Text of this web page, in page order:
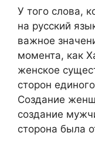
У того слова,
на русский
важное
момента, как
женское
сторон
Создание
создание
сторона была